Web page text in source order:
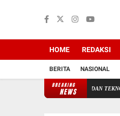
HOME REDAKSI
BERITA NASIONAL
BREAKING
NEWS
ANTARA TAKDIR ILAHI DAN TEKNOLOGI